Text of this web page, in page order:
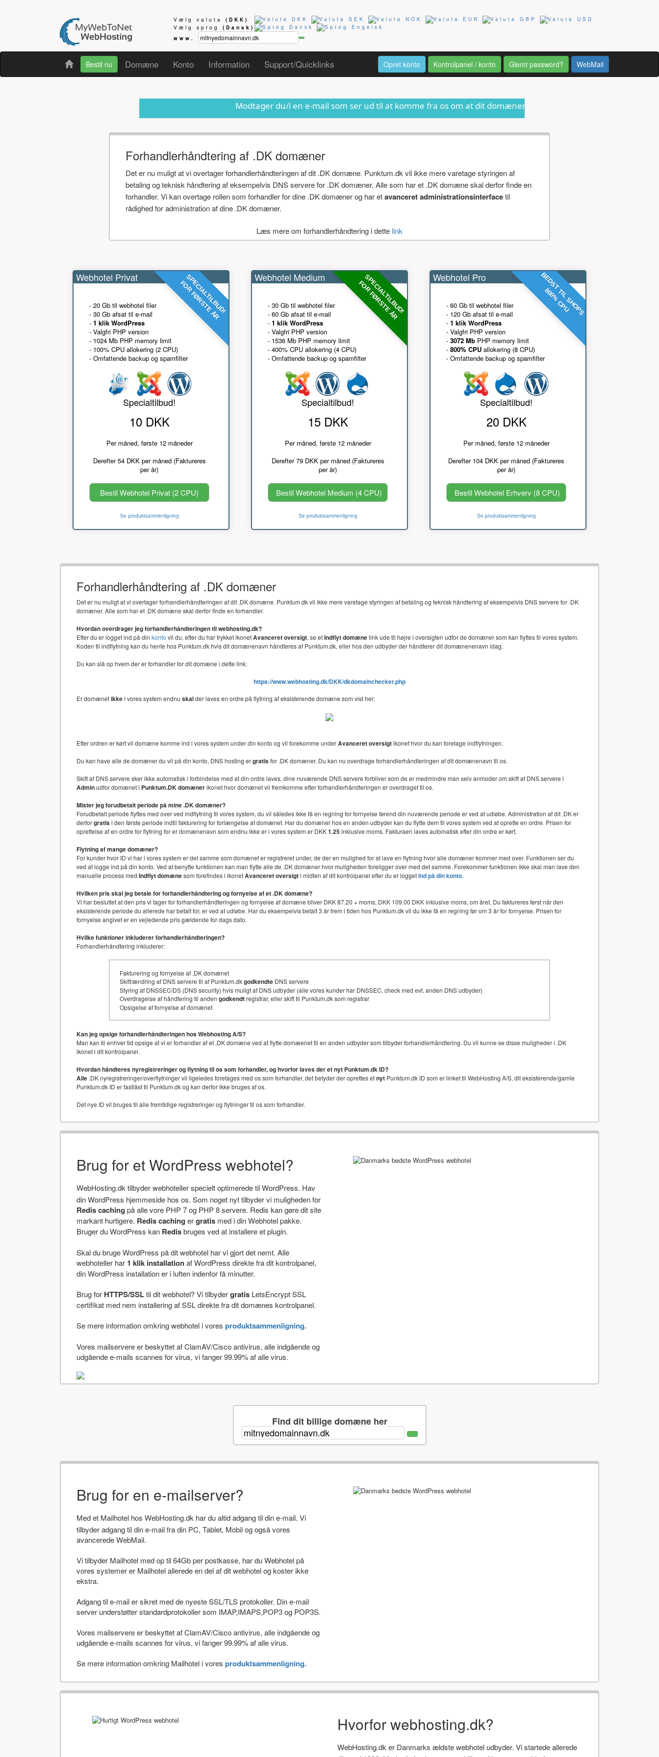
Vælg valuta (DKK)
Vælg sprog (Dansk)
www.
Bestil nu Domæne Konto Information Support/Quicklinks Opret konto Kontrolpanel / konto Glemt password? WebMail
Modtager du/i en e-mail som ser ud til at komme fra os om at dit domænenavn er ved at udløbe eller anden form for
Forhandlerhåndtering af .DK domæner
Det er nu muligt at vi overtager forhandlerhåndteringen af dit .DK domæne. Punktum.dk vil ikke mere varetage styringen af
betaling og teknisk håndtering af eksempelvis DNS servere for .DK domæner. Alle som har et .DK domæne skal derfor finde en
forhandler. Vi kan overtage rollen som forhandler for dine .DK domæner og har etavanceret administrationsinterfacetil
rådighed for administration af dine .DK domæner.
Læs mere om forhandlerhåndtering i dette link
SPECIALTILBUD!
FOR FØRSTE ÅR
Webhotel Privat
- 20 Gb til webhotel filer
- 30 Gb afsat til e-mail
- 1 klik WordPress
- Valgfri PHP version
- 1024 Mb PHP memory limit
- 100% CPU allokering (2 CPU)
- Omfattende backup og spamfilter
Specialtilbud!
10 DKK
Per måned, første 12 måneder
Derefter 54 DKK per måned (Faktureres
per år)
Bestil Webhotel Privat (2 CPU)
Se produktsammenligning
SPECIALTILBUD!
FOR FØRSTE ÅR
Webhotel Medium
- 30 Gb til webhotel filer
- 60 Gb afsat til e-mail
- 1 klik WordPress
- Valgfri PHP version
- 1536 Mb PHP memory limit
- 400% CPU allokering (4 CPU)
- Omfattende backup og spamfilter
Specialtilbud!
15 DKK
Per måned, første 12 måneder
Derefter 79 DKK per måned (Faktureres
per år)
Bestil Webhotel Medium (4 CPU)
Se produktsammenligning
BEDST TIL SHOPS
800% CPU
Webhotel Pro
- 60 Gb til webhotel filer
- 120 Gb afsat til e-mail
- 1 klik WordPress
- Valgfri PHP version
- 3072 Mb PHP memory limit
- 800% CPU allokering (8 CPU)
- Omfattende backup og spamfilter
Specialtilbud!
20 DKK
Per måned, første 12 måneder
Derefter 104 DKK per måned (Faktureres
per år)
Bestil Webhotel Erhverv (8 CPU)
Se produktsammenligning
Forhandlerhåndtering af .DK domæner
Det er nu muligt at vi overtager forhandlerhåndteringen af dit .DK domæne. Punktum.dk vil ikke mere varetage styringen af betaling og teknisk håndtering af eksempelvis DNS servere for .DK
domæner. Alle som har et .DK domæne skal derfor finde en forhandler.
Hvordan overdrager jeg forhandlerhåndteringen til webhosting.dk?
Efter du er logget ind på din konto vil du, efter du har trykket ikonetAvanceret oversigt, se etIndflyt domænelink ude til højre i oversigten udfor de domæner som kan flyttes til vores system.
Koden til indflytning kan du hente hos Punktum.dk hvis dit domænenavn håndteres af Punktum.dk, eller hos den udbyder der håndterer dit domænenenavn idag.
Du kan slå op hvem der er forhandler for dit domæne i dette link:
https://www.webhosting.dk/DKK/dkdomainchecker.php
Er domænetikkei vores system endnu skalder laves en ordre på flytning af eksisterende domæne som vist her:
Efter ordren er kørt vil domæne komme ind i vores system under din konto og vil forekomme underAvanceret oversigtikonet hvor du kan foretage indflytningen.
Du kan have alle de domæner du vil på din konto, DNS hosting ergratisfor .DK domæner. Du kan nu overdrage forhandlerhåndteringen af dit domænenavn til os.
Skift af DNS servere sker ikke automatisk i forbindelse med at din ordre laves, dine nuværende DNS servere forbliver som de er medmindre man selv anmoder om skift af DNS servere i
Adminudfor domænet i Punktum.DK domænerikonet hvor domænet vil fremkomme efter forhandlerhåndteringen er overdraget til os.
Mister jeg forudbetalt periode på mine .DK domæner?
Forudbetalt periode flyttes med over ved indflytning til vores system, du vil således ikke få en regning for fornyelse førend din nuværende periode er ved at udløbe. Administration af dit .DK er
derforgratisi den første periode indtil fakturering for forlængelse af domænet. Har du domæner hos en anden udbyder kan du flytte dem til vores system ved at oprette en ordre. Prisen for
oprettelse af en ordre for flytning for er domænenavn som endnu ikke er i vores system er DKK1.25inklusive moms. Fakturaen laves automatisk efter din ordre er kørt.
Flytning af mange domæner?
For kunder hvor ID vi har i vores system er det samme som domænet er registreret under, de der en mulighed for at lave en flytning hvor alle domæner kommer med over. Funktionen ser du
ved at logge ind på din konto. Ved at benytte funktionen kan man flytte alle de .DK domæner hvor muligheden foreligger over med det samme. Forekommer funktionen ikke skal man lave den
manuelle process med Indflyt domænesom forefindes i ikonetAvanceret oversigti midten af dit kontrolpanel efter du er loggetind på din konto.
Hvilken pris skal jeg betale for forhandlerhåndtering og fornyelse af et .DK domæne?
Vi har besluttet at den pris vi tager for forhandlerhåndteringen og fornyelse af domæne bliver DKK 87.20 + moms, DKK 109.00 DKK inklusive moms, om året. Du faktureres først når den
eksisterende periode du allerede har betalt for, er ved at udløbe. Har du eksempelvis betalt 3 år frem i tiden hos Punktum.dk vil du ikke få en regning før om 3 år for fornyelse. Prisen for
fornyelse angivet er en vejledende pris gældende for dags dato.
Hvilke funktioner inkluderer forhandlerhåndteringen?
Forhandlerhåndtering inkluderer:
Fakturering og fornyelse af .DK domænet
Skift/ændring af DNS servere til af Punktum.dkgodkendte DNS servere
Styring af DNSSEC/DS (DNS security) hvis muligt af DNS udbyder (alle vores kunder har DNSSEC, check med evt. anden DNS udbyder)
Overdragelse af håndtering til anden godkendtregistrar, eller skift til Punktum.dk som registrar
Opsigelse af fornyelse af domænet
Kan jeg opsige forhandlerhåndteringen hos Webhosting A/S?
Man kan til enhver tid opsige at vi er forhandler af et .DK domæne ved at flytte domæenet til en anden udbyder som tilbyder forhandlerhåndtering. Du vil kunne se disse muligheder i .DK
ikonet i dit kontrolpanel.
Hvordan håndteres nyregistreringer og flytning til os som forhandler, og hvorfor laves der et nyt Punktum.dk ID?
Alle .DK nyregistreringer/overflytninger vil ligeledes foretages med os som forhandler, det betyder der oprettes etnyt Punktum.dk ID som er linket til WebHosting A/S, dit eksisterende/gamle
Punktum.dk ID er fastlåst til Punktum.dk og kan derfor ikke bruges af os.
Det nye ID vil bruges til alle fremtidige registreringer og flytninger til os som forhandler.
Brug for et WordPress webhotel?
WebHosting.dk tilbyder webhoteller specielt optimerede til WordPress. Hav
din WordPress hjemmeside hos os. Som noget nyt tilbyder vi muligheden for
Redis caching på alle vore PHP 7 og PHP 8 servere. Redis kan gøre dit site
markant hurtigere. Redis caching ergratis med i din Webhotel pakke.
Bruger du WordPress kan Redisbruges ved at installere et plugin.
Skal du bruge WordPress på dit webhotel har vi gjort det nemt. Alle
webhoteller har 1 klik installationaf WordPress direkte fra dit kontrolpanel,
din WordPress installation er i luften indenfor få minutter.
Brug for HTTPS/SSLtil dit webhotel? Vi tilbydergratis LetsEncrypt SSL
certifikat med nem installering af SSL direkte fra dit domænes kontrolpanel.
Se mere information omkring webhotel i vores produktsammenligning.
Vores mailservere er beskyttet af ClamAV/Cisco antivirus, alle indgående og
udgående e-mails scannes for virus, vi fanger 99.99% af alle virus.
Find dit billige domæne her
Brug for en e-mailserver?
Med et Mailhotel hos WebHosting.dk har du altid adgang til din e-mail. Vi
tilbyder adgang til din e-mail fra din PC, Tablet, Mobil og også vores
avancerede WebMail.
Vi tilbyder Mailhotel med op til 64Gb per postkasse, har du Webhotel på
vores systemer er Mailhotel allerede en del af dit webhotel og koster ikke
ekstra.
Adgang til e-mail er sikret med de nyeste SSL/TLS protokoller. Din e-mail
server understøtter standardprotokoller som IMAP,IMAPS,POP3 og POP3S.
Vores mailservere er beskyttet af ClamAV/Cisco antivirus, alle indgående og
udgående e-mails scannes for virus, vi fanger 99.99% af alle virus.
Se mere information omkring Mailhotel i vores produktsammenligning.
Hvorfor webhosting.dk?
WebHosting.dk er Danmarks ældste webhotel udbyder. Vi startede allerede